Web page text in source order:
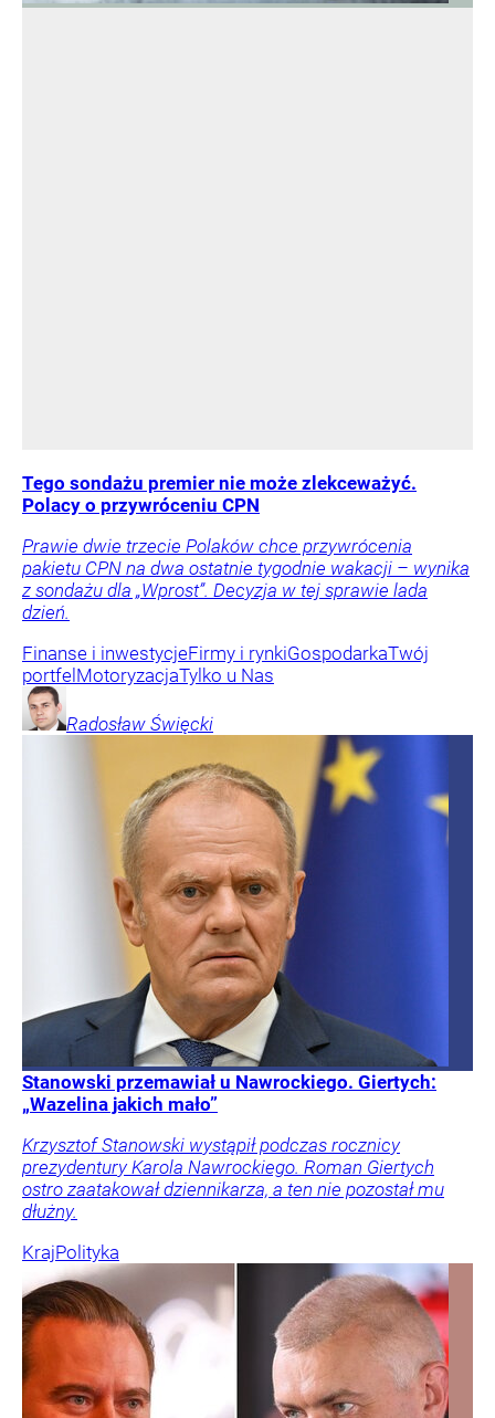
Tego sondażu premier nie może zlekceważyć.
Polacy o przywróceniu CPN
Prawie dwie trzecie Polaków chce przywrócenia
pakietu CPN na dwa ostatnie tygodnie wakacji – wynika
z sondażu dla „Wprost”. Decyzja w tej sprawie lada
dzień.
Finanse i inwestycjeFirmy i rynkiGospodarkaTwój
portfel MotoryzacjaTylko u Nas
Radosław Święcki
Stanowski przemawiał u Nawrockiego. Giertych:
„Wazelina jakich mało”
Krzysztof Stanowski wystąpił podczas rocznicy
prezydentury Karola Nawrockiego. Roman Giertych
ostro zaatakował dziennikarza, a ten nie pozostał mu
dłużny.
KrajPolityka